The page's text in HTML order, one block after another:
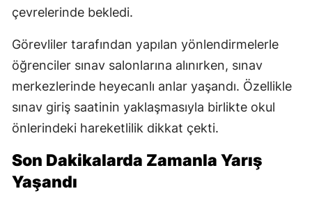
çevrelerinde bekledi.
Görevliler tarafından yapılan yönlendirmelerle
öğrenciler sınav salonlarına alınırken, sınav
merkezlerinde heyecanlı anlar yaşandı. Özellikle
sınav giriş saatinin yaklaşmasıyla birlikte okul
önlerindeki hareketlilik dikkat çekti.
Son Dakikalarda Zamanla Yarış
Yaşandı